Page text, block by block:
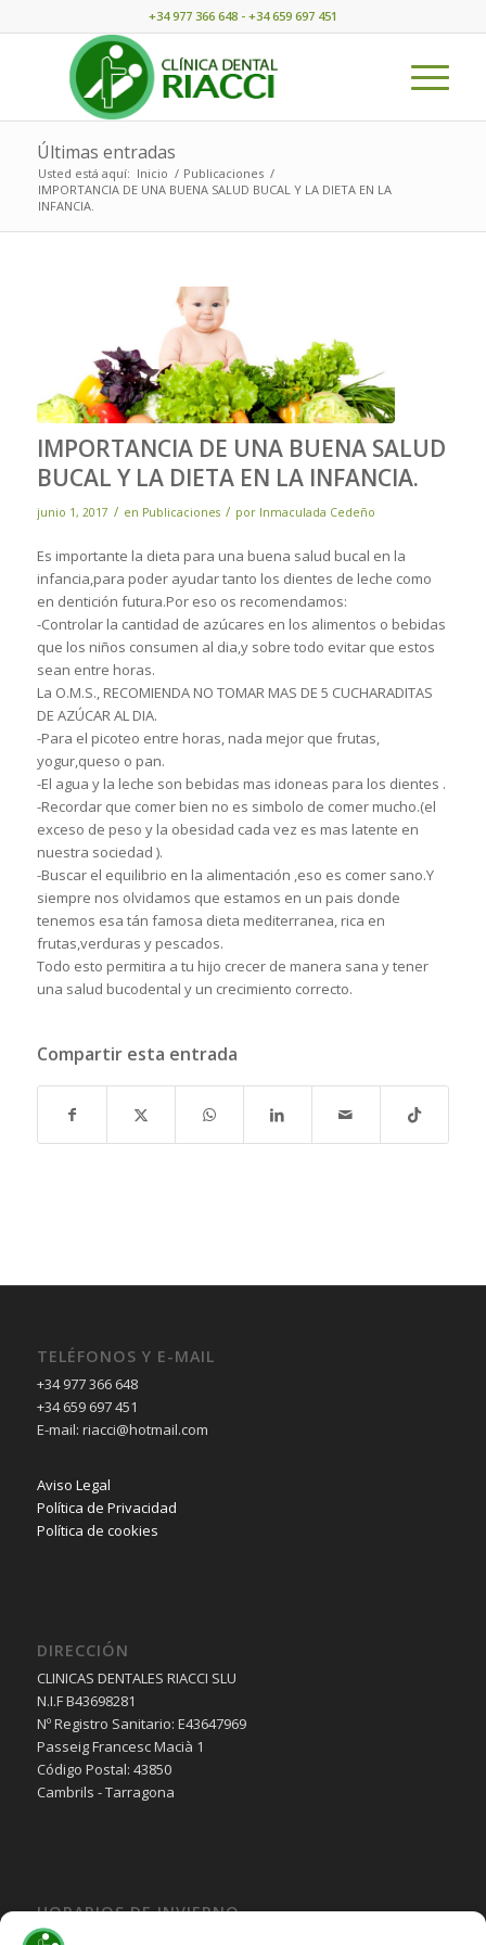
+34 977 366 648 - +34 659 697 451
Últimas entradas
Usted está aquí: Inicio / Publicaciones /
IMPORTANCIA DE UNA BUENA SALUD BUCAL Y LA DIETA EN LA
INFANCIA.
IMPORTANCIA DE UNA BUENA SALUD
BUCAL Y LA DIETA EN LA INFANCIA.
junio 1, 2017 / en Publicaciones / por Inmaculada Cedeño
Es importante la dieta para una buena salud bucal en la
infancia,para poder ayudar tanto los dientes de leche como
en dentición futura.Por eso os recomendamos:
-Controlar la cantidad de azúcares en los alimentos o bebidas
que los niños consumen al dia,y sobre todo evitar que estos
sean entre horas.
La O.M.S., RECOMIENDA NO TOMAR MAS DE 5 CUCHARADITAS
DE AZÚCAR AL DIA.
-Para el picoteo entre horas, nada mejor que frutas,
yogur,queso o pan.
-El agua y la leche son bebidas mas idoneas para los dientes .
-Recordar que comer bien no es simbolo de comer mucho.(el
exceso de peso y la obesidad cada vez es mas latente en
nuestra sociedad ).
-Buscar el equilibrio en la alimentación ,eso es comer sano.Y
siempre nos olvidamos que estamos en un pais donde
tenemos esa tán famosa dieta mediterranea, rica en
frutas,verduras y pescados.
Todo esto permitira a tu hijo crecer de manera sana y tener
una salud bucodental y un crecimiento correcto.
Compartir esta entrada
TELÉFONOS Y E-MAIL
+34 977 366 648
+34 659 697 451
E-mail: riacci@hotmail.com
Aviso Legal
Política de Privacidad
Política de cookies
DIRECCIÓN
CLINICAS DENTALES RIACCI SLU
N.I.F B43698281
Nº Registro Sanitario: E43647969
Passeig Francesc Macià 1
Código Postal: 43850
Cambrils - Tarragona
HORARIOS DE INVIERNO